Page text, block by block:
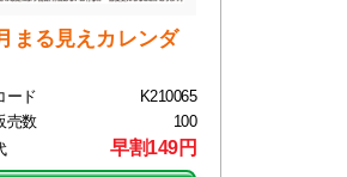
まる見えカレンダ
ード
K210065
売数
100
早割149円